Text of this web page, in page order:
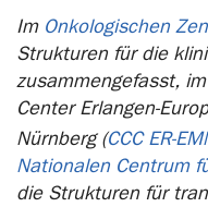
Im Onkologischen
Strukturen für die
zusammengefasst,
Center Erlangen-
Nürnberg (CCC ER-
Nationalen Centrum
die Strukturen für